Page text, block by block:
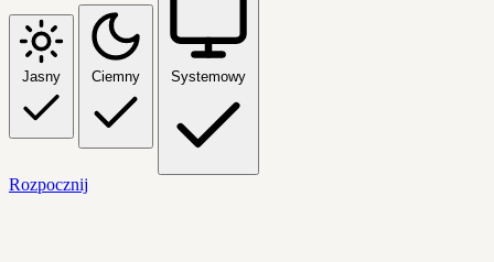
Jasny Ciemny Systemowy
Rozpocznij